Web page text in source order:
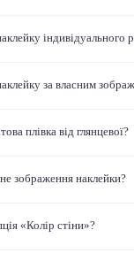
індивідуального
за власним
плівка від глянцевої?
зображення наклейки?
«Колір стіни»?